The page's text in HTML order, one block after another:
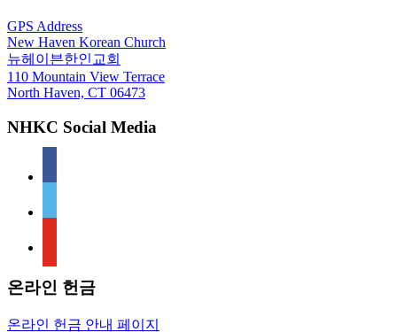
GPS Address
New Haven Korean Church
뉴헤이븐한인교회
110 Mountain View Terrace
North Haven, CT 06473
NHKC Social Media
온라인 헌금
온라인 헌금 안내 페이지